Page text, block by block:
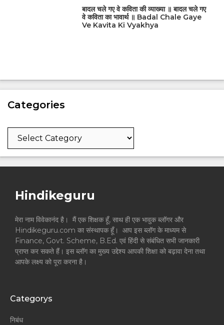
बादल चले गए वे कविता की व्याख्या ॥ बादल चले गए
वे कविता का भावार्थ ॥ Badal Chale Gaye
Ve Kavita Ki Vyakhya
Categories
Categories
Hindikeguru
मेरा नाम विवेकानंद है। मैं एक शिक्षक हूँ, साथ ही एक भावुक ब्लॉगर और
Hindikeguru.com का संस्थापक हूँ। आप इस ब्लॉग के माध्यम से
Finance, Govt. Scheme, B.Ed. एवं हिंदी से संबंधित सभी जानकारी
प्राप्त कर सकते हैं। इस ब्लॉग का मुख्य उद्देश्य आपकी शिक्षा को बढ़ावा देना तथा
आपके लक्ष्य को पूरा करना है।
Categorys
निबंध